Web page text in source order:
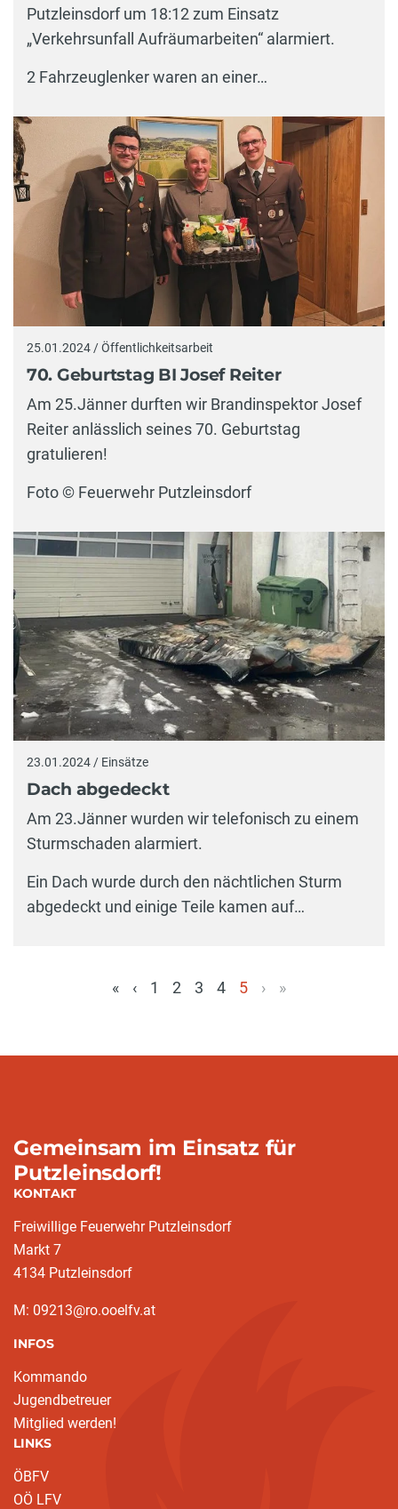
Putzleinsdorf um 18:12 zum Einsatz
„Verkehrsunfall Aufräumarbeiten“ alarmiert.
2 Fahrzeuglenker waren an einer…
25.01.2024 / Öffentlichkeitsarbeit
70. Geburtstag BI Josef Reiter
Am 25.Jänner durften wir Brandinspektor Josef
Reiter anlässlich seines 70. Geburtstag
gratulieren!
Foto © Feuerwehr Putzleinsdorf
23.01.2024 / Einsätze
Dach abgedeckt
Am 23.Jänner wurden wir telefonisch zu einem
Sturmschaden alarmiert.
Ein Dach wurde durch den nächtlichen Sturm
abgedeckt und einige Teile kamen auf…
« ‹ 1 2 3 4
5
› »
Gemeinsam im Einsatz für
Putzleinsdorf!
KONTAKT
Freiwillige Feuerwehr Putzleinsdorf
Markt 7
4134 Putzleinsdorf
M: 09213@ro.ooelfv.at
INFOS
Kommando
Jugendbetreuer
Mitglied werden!
LINKS
ÖBFV
OÖ LFV